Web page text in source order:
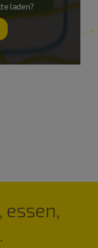
laden?
essen,